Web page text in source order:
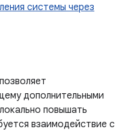
системы через
дополнительными
повышать
взаимодействие с